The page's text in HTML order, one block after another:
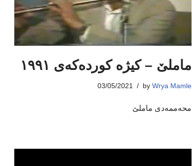
ماملێ – کیژە کوردەکەی ١٩٩١
by Wrya Mamle
03/05/2021
محەممەدی ماملێ